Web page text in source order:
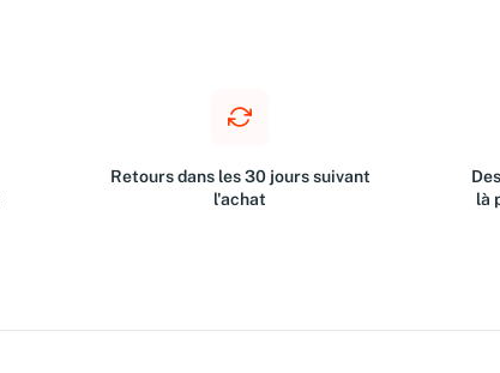
Retours dans les 30 jours suivant
l'achat
là